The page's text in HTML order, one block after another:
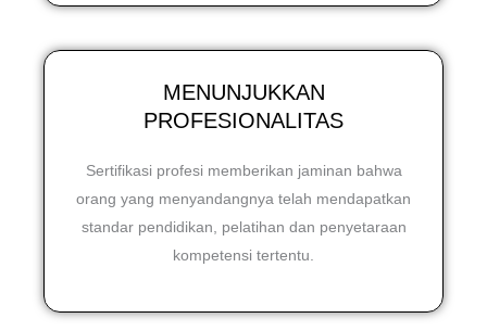
MENUNJUKKAN
PROFESIONALITAS
Sertifikasi profesi memberikan jaminan bahwa
orang yang menyandangnya telah mendapatkan
standar pendidikan, pelatihan dan penyetaraan
kompetensi tertentu.